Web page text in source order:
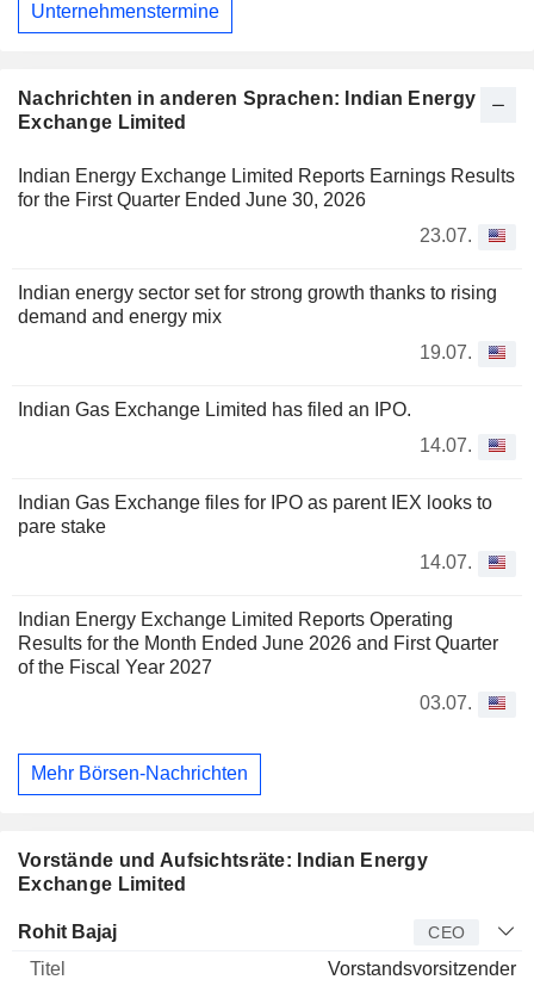
Nachrichten in anderen Sprachen: Indian Energy
Exchange Limited
Indian Energy Exchange Limited Reports Earnings Results
for the First Quarter Ended June 30, 2026
23.07.
Indian energy sector set for strong growth thanks to rising
demand and energy mix
19.07.
Indian Gas Exchange Limited has filed an IPO.
14.07.
Indian Gas Exchange files for IPO as parent IEX looks to
pare stake
14.07.
Indian Energy Exchange Limited Reports Operating
Results for the Month Ended June 2026 and First Quarter
of the Fiscal Year 2027
03.07.
Mehr Börsen-Nachrichten
Vorstände und Aufsichtsräte: Indian Energy
Exchange Limited
Manager Titel
Rohit Bajaj CEO
Vorstandsvorsitzender
Unternehmenstermine